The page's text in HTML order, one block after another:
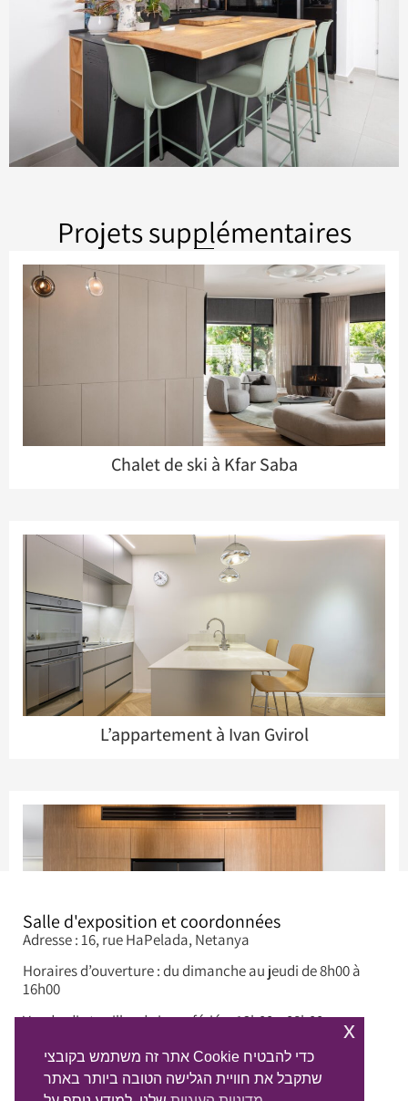
Projets supplémentaires
Chalet de ski à Kfar Saba
L’appartement à Ivan Gvirol
Salle d'exposition et coordonnées
Adresse : 16, rue HaPelada, Netanya
Horaires d’ouverture : du dimanche au jeudi de 8h00 à
16h00
Vendredi et veilles de jours fériés : 12h00 – 08h00
Téléphone : 09-8845497
Courriel : info@alphadream.co.il
אתר זה משתמש בקובצי Cookie כדי להבטיח
שתקבל את חוויית הגלישה הטובה ביותר באתר
x